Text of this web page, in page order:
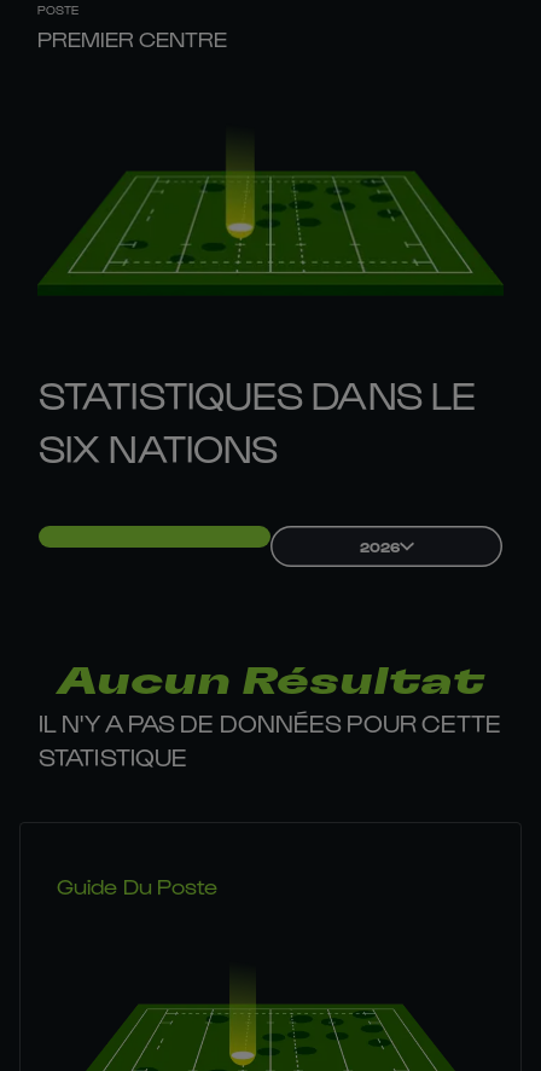
POSTE
PREMIER CENTRE
STATISTIQUES DANS LE
SIX NATIONS
2026
Aucun Résultat
IL N'Y A PAS DE DONNÉES POUR CETTE
STATISTIQUE
Guide Du Poste